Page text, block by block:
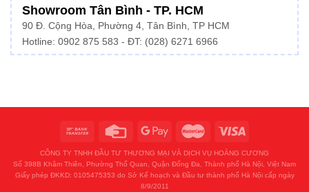
Showroom Tân Bình - TP. HCM
90 Đ. Cộng Hòa, Phường 4, Tân Bình, TP HCM
Hotline: 0902 875 583 - ĐT: (028) 6271 6966
CÔNG TY TNHH ĐẦU TƯ THƯƠNG MẠI VÀ DỊCH VỤ HOÀNG CƯƠNG
Số 398B Khâm Thiên, Phường Thổ Quan, Quận Đống Đa, Thành phố Hà Nội, Việt Nam
Giấy phép ĐKKD: 0105475353 do Sở Kế hoạch và Đầu tư thành phố Hà Nội cấp ngày
8/9/2011